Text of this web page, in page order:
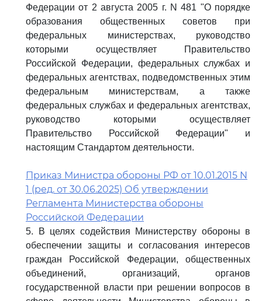
Федерации от 2 августа 2005 г. N 481 "О порядке
образования общественных советов при
федеральных министерствах, руководство
которыми осуществляет Правительство
Российской Федерации, федеральных службах и
федеральных агентствах, подведомственных этим
федеральным министерствам, а также
федеральных службах и федеральных агентствах,
руководство которыми осуществляет
Правительство Российской Федерации" и
настоящим Стандартом деятельности.
Приказ Министра обороны РФ от 10.01.2015 N
1 (ред. от 30.06.2025) Об утверждении
Регламента Министерства обороны
Российской Федерации
5. В целях содействия Министерству обороны в
обеспечении защиты и согласования интересов
граждан Российской Федерации, общественных
объединений, организаций, органов
государственной власти при решении вопросов в